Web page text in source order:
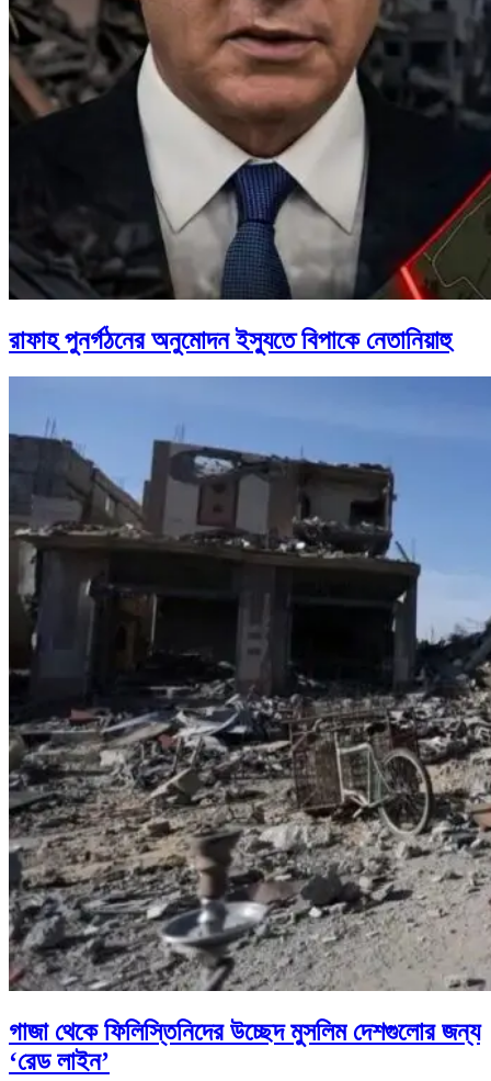
রাফাহ পুনর্গঠনের অনুমোদন ইস্যুতে বিপাকে নেতানিয়াহু
গাজা থেকে ফিলিস্তিনিদের উচ্ছেদ মুসলিম দেশগুলোর জন্য
‘রেড লাইন’